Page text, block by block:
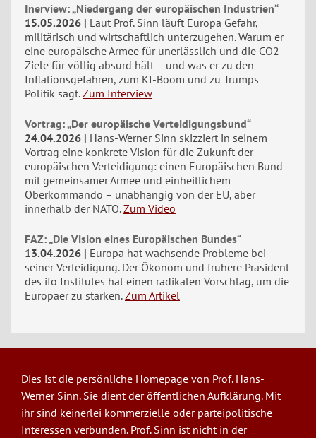
Inerview: „Niedergang der europäischen Industrien“
15.05.2026
Laut Prof. Sinn läuft Europa Gefahr,
militärisch und wirtschaftlich unterzugehen. Warum er
eine europäische Armee für unerlässlich und die CO2-
Ziele für völlig absurd hält – und was er zu den
Inflationsgefahren, zum KI-Boom und zu Trumps
Politik sagt. Zum Interview
Vortrag: „Der europäische Verteidigungsbund“
24.04.2026
Hans-Werner Sinn skizziert in seinem
Vortrag eine konkrete Vision für die Zukunft der
europäischen Verteidigung: einen Europäischen Bund
mit gemeinsamer Armee und einheitlichem
Oberkommando – unabhängig von der EU, aber
innerhalb der NATO. Zum Video
FAZ: „Die Vision eines Europäischen Bundes“
13.04.2026
Europa hat wachsende Probleme bei
seiner Verteidigung. Der Ökonom und frühere Präsident
des ifo Institutes hat einen radikalen Vorschlag, um die
Europäer zu stärken. Zum Artikel
Dies ist die persönliche Homepage von Prof. Hans-
Werner Sinn. Sie dient der öffentlichen Aufklärung. Mit
ihr sind keinerlei kommerzielle oder parteipolitische
Interessen verbunden. Prof. Sinn ist nicht in der